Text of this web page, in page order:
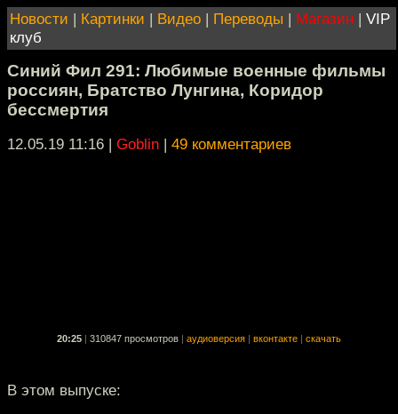
Новости | Картинки | Видео | Переводы | Магазин | VIP
клуб
Синий Фил 291: Любимые военные фильмы
россиян, Братство Лунгина, Коридор
бессмертия
12.05.19 11:16 | Goblin | 49 комментариев
20:25 310847 просмотров аудиоверсия вконтакте скачать
В этом выпуске: